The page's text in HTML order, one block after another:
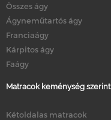
Összes ágy
Ágyneműtartós ágy
Franciaágy
Kárpitos ágy
Faágy
Matracok keménység szerint
Kétoldalas matracok